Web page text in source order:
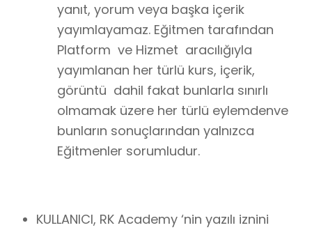
yanıt, yorum veya başka içerik
yayımlayamaz. Eğitmen tarafından
Platform ve Hizmet aracılığıyla
yayımlanan her türlü kurs, içerik,
görüntü dahil fakat bunlarla sınırlı
olmamak üzere her türlü eylemdenve
bunların sonuçlarından yalnızca
Eğitmenler sorumludur.
KULLANICI, RK Academy ‘nin yazılı iznini